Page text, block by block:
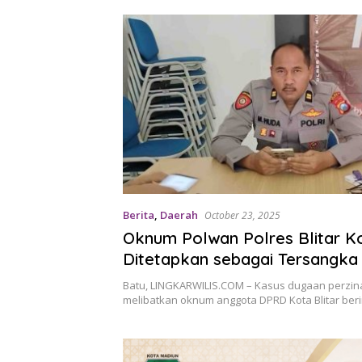
Berita, Daerah October 23, 2025
Oknum Polwan Polres Blitar
Ditetapkan sebagai Tersangka
Dugaan Perzinaan, Penyidik
Periksa Anggota DPRD Blitar
Batu, LINGKARWILIS.COM – Kasus dugaan
melibatkan oknum anggota DPRD Kota Blitar